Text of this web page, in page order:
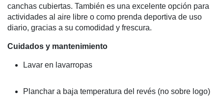
canchas cubiertas. También es una excelente opción para
actividades al aire libre o como prenda deportiva de uso
diario, gracias a su comodidad y frescura.
Cuidados y mantenimiento
Lavar en lavarropas
Planchar a baja temperatura del revés (no sobre logo)